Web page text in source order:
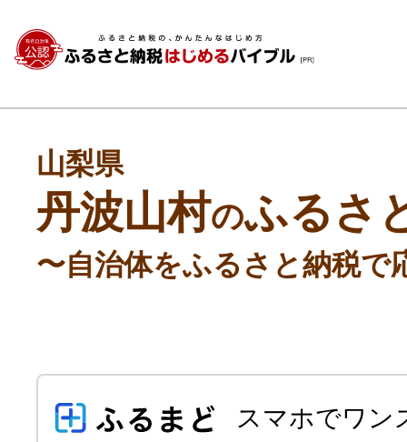
山梨県
丹波山村のふるさ
〜自治体をふるさと納税で
スマホでワン